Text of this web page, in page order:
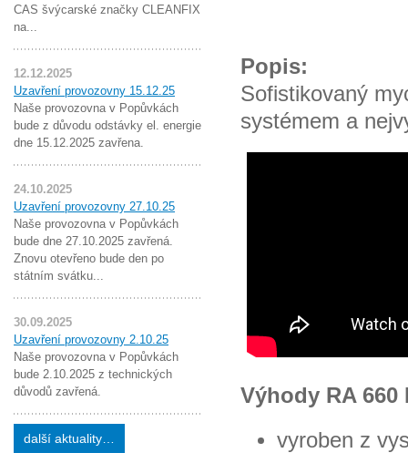
CAS švýcarské značky CLEANFIX
na...
12.12.2025
Uzavření provozovny 15.12.25
Naše provozovna v Popůvkách
bude z důvodu odstávky el. energie
dne 15.12.2025 zavřena.
24.10.2025
Uzavření provozovny 27.10.25
Naše provozovna v Popůvkách
bude dne 27.10.2025 zavřená.
Znovu otevřeno bude den po
státním svátku...
30.09.2025
Uzavření provozovny 2.10.25
Naše provozovna v Popůvkách
bude 2.10.2025 z technických
důvodů zavřená.
další aktuality…
Popis:
Sofistikovaný
systémem a
Výhody RA 660
vyroben z